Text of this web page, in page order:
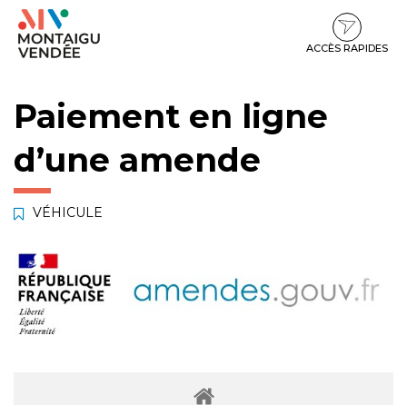
Gestion des traceurs
Aller
Aller
contenu
Aller
pied
ACCÈS RAPIDES
Paiement en ligne
d’une amende
VÉHICULE